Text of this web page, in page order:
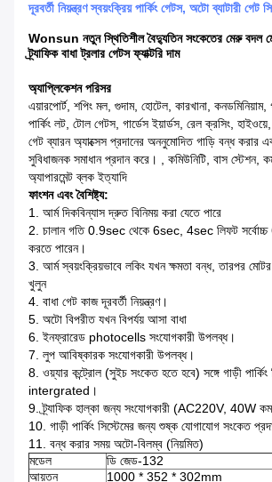
দূরবর্তী নিয়ন্ত্রণ স্বয়ংক্রিয় পার্কিং গেটস, অটো ব্যাটারী গেট
Wonsun নতুন স্থিতিশীল বৈদ্যুতিন সংকেতের মেরু বদল
ট্র্যাফিক বাধা ট্রলার গেটস ফ্যাক্টরি দাম
অ্যাপ্লিকেশন পরিসর
এয়ারপোর্ট, শপিং মল, গুদাম, হোটেল, কারখানা, কনডমিনিয়াম,
পার্কিং লট, টোল গেটস, গার্ডেস ইয়ার্ডস, রেল ক্রসিং,
গেট ব্যারন অ্যাক্সেস প্রদানের অননুমোদিত গাড়ি বন্ধ করার
সুবিধাজনক সমাধান প্রদান করে। , কমিউনিটি, বাস স্টেশন,
অ্যাপারমেন্ট ব্লক ইত্যাদি
ফাংশন এবং বৈশিষ্ট্য:
1. আর্ম দিকবিন্যাস দ্রুত বিনিময় করা যেতে পারে
2. চালান গতি 0.9sec থেকে 6sec, 4sec লিফট সর্বোচ্চ
করতে পারেন।
3. আর্ম স্বয়ংক্রিয়ভাবে লকিং যখন ক্ষমতা বন্ধ, তারপর মোটর
খুলুন
4. বাধা গেট কাজ দূরবর্তী নিয়ন্ত্রণ।
5. অটো বিপরীত যখন বিপর্যয় আসা বাধা
6. ইনফ্রারেড photocells সংযোগকারী উপলব্ধ।
7. লুপ আবিষ্কারক সংযোগকারী উপলব্ধ।
8. ওয়্যার কন্ট্রোল (সুইচ সংকেত হতে হবে) সঙ্গে গাড়ী পার্কিং
intergrated।
9. ট্র্যাফিক হাল্কা জন্য সংযোগকারী (AC220V, 40W
10. গাড়ী পার্কিং সিস্টেমের জন্য শুষ্ক যোগাযোগ সংকেত
11. বন্ধ করার সময় অটো-বিলম্ব (নিয়মিত)
মডেল
ডি জেড-132
আয়তন
1000 * 352 * 302mm